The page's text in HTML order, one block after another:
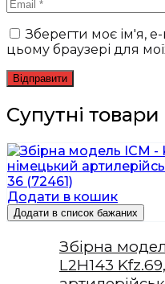
Зберегти моє ім'я,
цьому браузері для
Супутні товари
Додати в кошик
Додати в список бажаних
Збірна
L2H143